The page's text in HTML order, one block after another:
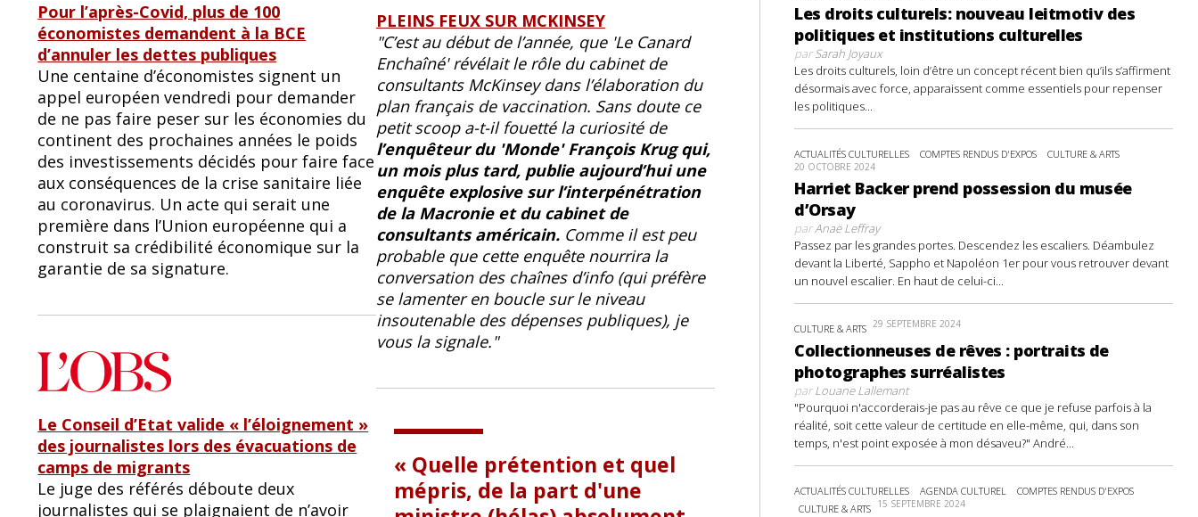
Pour l’après-Covid, plus de 100
économistes demandent à la BCE
d’annuler les dettes publiques
Une centaine d’économistes signent un
appel européen vendredi pour demander
de ne pas faire peser sur les économies du
continent des prochaines années le poids
des investissements décidés pour faire face
aux conséquences de la crise sanitaire liée
au coronavirus. Un acte qui serait une
première dans l’Union européenne qui a
construit sa crédibilité économique sur la
garantie de sa signature.
Le Conseil d’Etat valide « l’éloignement »
des journalistes lors des évacuations de
camps de migrants
Le juge des référés déboute deux
journalistes qui se plaignaient de n’avoir
PLEINS FEUX SUR MCKINSEY
C’est au début de l’année, que Le Canard
Enchaînérévélait le rôle du cabinet de
consultants McKinsey dans l’élaboration du
plan français de vaccination. Sans doute ce
petit scoop a-t-il fouetté la curiosité de
l’enquêteur du Monde François Krug qui,
un mois plus tard, publie aujourd’hui une
enquête explosive sur l’interpénétration
de la Macronie et du cabinet de
consultants américain. Comme il est peu
probable que cette enquête nourrira la
conversation des chaînes d’info (qui préfère
se lamenter en boucle sur le niveau
insoutenable des dépenses publiques), je
vous la signale.
Quelle prétention et quel
mépris, de la part d'une
Les droits culturels: nouveau leitmotiv des
politiques et institutions culturelles
parSarah Joyaux
Les droits culturels, loin d’être un concept récent bien qu’ils s’affirment
désormais avec force, apparaissent comme essentiels pour repenser
les politiques...
ACTUALITÉS CULTURELLES COMPTES RENDUS D'EXPOS CULTURE & ARTS
20 OCTOBRE 2024
Harriet Backer prend possession du musée
d’Orsay
parAnaë Leffray
Passez par les grandes portes. Descendez les escaliers. Déambulez
devant la Liberté, Sappho et Napoléon 1er pour vous retrouver devant
un nouvel escalier. En haut de celui-ci...
CULTURE & ARTS 29 SEPTEMBRE 2024
Collectionneuses de rêves : portraits de
photographes surréalistes
parLouane Lallemant
"Pourquoi n'accorderais-je pas au rêve ce que je refuse parfois à la
réalité, soit cette valeur de certitude en elle-même, qui, dans son
temps, n'est point exposée à mon désaveu?" André...
ACTUALITÉS CULTURELLES AGENDA CULTUREL
COMPTES RENDUS D'EXPOS
CULTURE & ARTS 15 SEPTEMBRE 2024